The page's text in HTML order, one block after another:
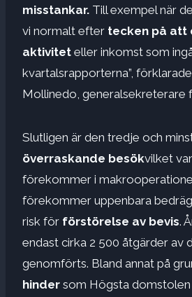
misstankar. Till exempel när
vi normalt efter tecken på att
aktivitet eller inkomst som
kvartalsrapporterna”,
Mollinedo, generalsekreterare
Slutligen är den tredje och
överraskande besökvilket
förekommer i
förekommer uppenbara
risk för förstörelse av bevis.
endast cirka 2 500 åtgärder av
genomförts. Bland annat på
hinder som Högsta